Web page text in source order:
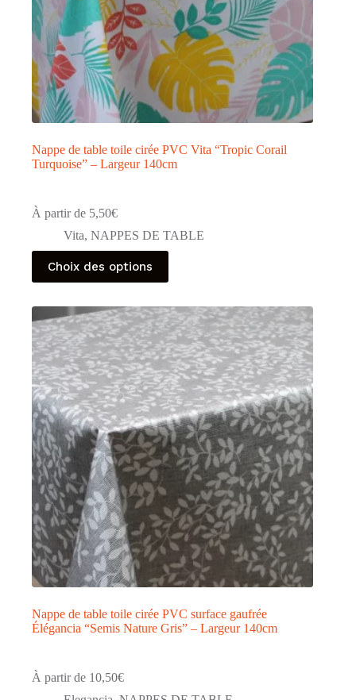
Nappe de table toile cirée PVC Vita “Tropic Corail
Turquoise” – Largeur 140cm
À partir de 5,50€
Vita, NAPPES DE TABLE
Choix des options
Ce
produit
a
variations.
Les
options
peuvent
être
choisies
sur
la
page
du
produit
Nappe de table toile cirée PVC surface gaufrée
Élégancia “Semis Nature Gris” – Largeur 140cm
À partir de 10,50€